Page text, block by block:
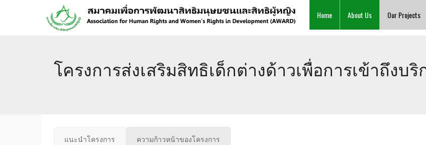
Home About Us Our Projects
โครงการส่งเสริมสิทธิเด็กต่างด้าวเพื่อการเข้าถึงบ
แนะนำโครงการ ความก้าวหน้าของโครงการ